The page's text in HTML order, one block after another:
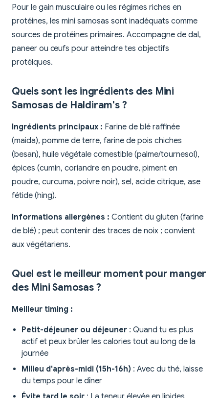
Pour le gain musculaire ou les régimes riches en
protéines, les mini samosas sont inadéquats comme
sources de protéines primaires. Accompagne de dal,
paneer ou œufs pour atteindre tes objectifs
protéiques.
Quels sont les ingrédients des Mini
Samosas de Haldiram's ?
Ingrédients principaux : Farine de blé raffinée
(maida), pomme de terre, farine de pois chiches
(besan), huile végétale comestible (palme/tournesol),
épices (cumin, coriandre en poudre, piment en
poudre, curcuma, poivre noir), sel, acide citrique, ase
fétide (hing).
Informations allergènes : Contient du gluten (farine
de blé) ; peut contenir des traces de noix ; convient
aux végétariens.
Quel est le meilleur moment pour manger
des Mini Samosas ?
Meilleur timing :
Petit-déjeuner ou déjeuner : Quand tu es plus
actif et peux brûler les calories tout au long de la
journée
Milieu d'après-midi (15h-16h) : Avec du thé, laisse
du temps pour le dîner